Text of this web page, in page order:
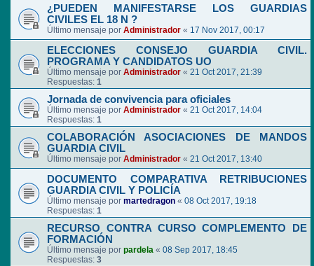
¿PUEDEN MANIFESTARSE LOS GUARDIAS
CIVILES EL 18 N ?
Último mensaje por Administrador « 17 Nov 2017, 00:17
ELECCIONES CONSEJO GUARDIA CIVIL.
PROGRAMA Y CANDIDATOS UO
Último mensaje por Administrador « 21 Oct 2017, 21:39
Respuestas: 1
Jornada de convivencia para oficiales
Último mensaje por Administrador « 21 Oct 2017, 14:04
Respuestas: 1
COLABORACIÓN ASOCIACIONES DE MANDOS
GUARDIA CIVIL
Último mensaje por Administrador « 21 Oct 2017, 13:40
DOCUMENTO COMPARATIVA RETRIBUCIONES
GUARDIA CIVIL Y POLICÍA
Último mensaje por martedragon « 08 Oct 2017, 19:18
Respuestas: 1
RECURSO CONTRA CURSO COMPLEMENTO DE
FORMACIÓN
Último mensaje por pardela « 08 Sep 2017, 18:45
Respuestas: 3